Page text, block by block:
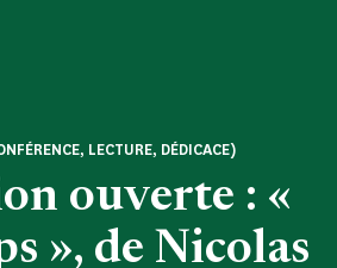
ouverte : «
», de Nicolas
LECTURE, DÉDICACE)